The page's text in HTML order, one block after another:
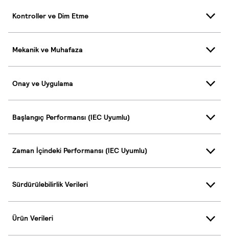
Kontroller ve Dim Etme
Mekanik ve Muhafaza
Onay ve Uygulama
Başlangıç Performansı (IEC Uyumlu)
Zaman İçindeki Performansı (IEC Uyumlu)
Sürdürülebilirlik Verileri
Ürün Verileri